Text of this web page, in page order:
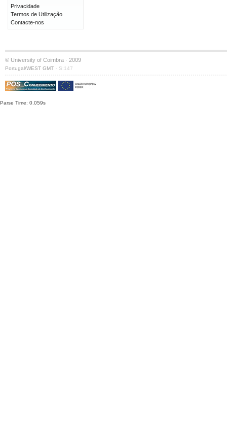
Privacidade
Termos de Utilização
Contacte-nos
© University of Coimbra · 2009
Portugal/WEST GMT · S:147
Parse Time: 0.059s